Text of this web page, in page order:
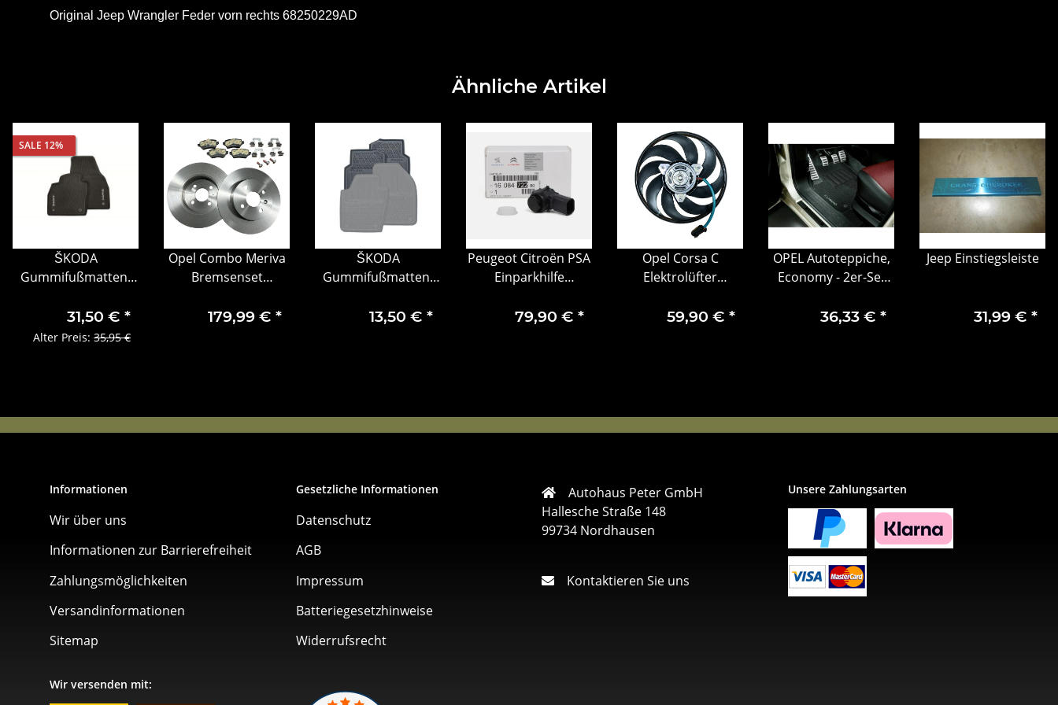
Original Jeep Wrangler Feder vorn rechts 68250229AD
Ähnliche Artikel
SALE 12%
ŠKODA
Gummifußmatten-
vorn
31,50 € *
Alter Preis: 35,95 €
Opel Combo Meriva
Bremsenset
Bremsklötze hinten
179,99 € *
ŠKODA
Gummifußmatten-
13,50 € *
Peugeot Citroën PSA
Einparkhilfe
Rückfahrsensor
79,90 € *
Opel Corsa C
Elektrolüfter
Motorlüfter 9158008
59,90 € *
OPEL Autoteppiche,
Economy - 2er-Set
36,33 € *
Jeep Einstiegsleiste
31,99 € *
Informationen
Wir über uns
Informationen zur Barrierefreiheit
Zahlungsmöglichkeiten
Versandinformationen
Sitemap
Gesetzliche Informationen
Datenschutz
AGB
Impressum
Batteriegesetzhinweise
Widerrufsrecht
Autohaus Peter GmbH
Hallesche Straße 148
99734 Nordhausen
Kontaktieren Sie uns
Unsere Zahlungsarten
Wir versenden mit: